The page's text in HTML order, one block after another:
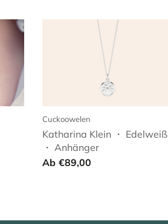
Cuckoowelen
Katharina Klein ・ Edelweiß
・ Anhänger
Ab €89,00